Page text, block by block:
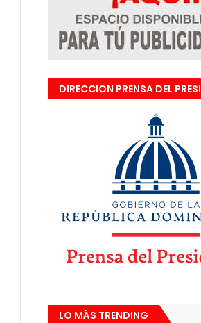
DIRECCION PRENSA DEL
LO MÁS TRENDING